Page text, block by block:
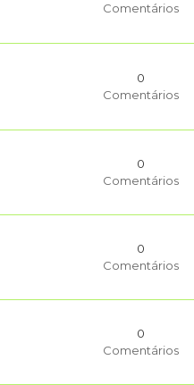
Comentários
0
Comentários
0
Comentários
0
Comentários
0
Comentários